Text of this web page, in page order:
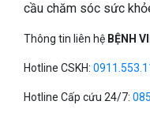
cầu chăm sóc sức
Thông tin liên hệ BỆNH
Hotline CSKH:
Hotline Cấp cứu 24/7: